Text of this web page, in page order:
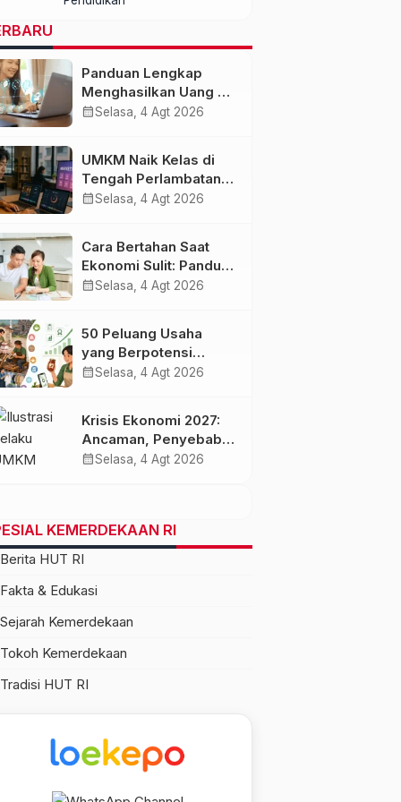
dengan Kualitas dan
Panduan Lengkap
Menghasilkan Uang di
Era AI dan Ekonomi
calendar_monthSelasa, 4 Agt 2026
UMKM Naik Kelas di
Tengah Perlambatan
Ekonomi: Strategi
calendar_monthSelasa, 4 Agt 2026
Cara Bertahan Saat
Ekonomi Sulit: Panduan
Mengelola Keuangan,
Penghasilan
calendar_monthSelasa, 4 Agt 2026
50 Peluang Usaha
yang Berpotensi
Berkembang Saat
calendar_monthSelasa, 4 Agt 2026
Krisis Ekonomi 2027:
Ancaman, Penyebab,
dan Dampaknya bagi
calendar_monthSelasa, 4 Agt 2026
KEMERDEKAAN RI
Berita HUT RI
Fakta & Edukasi
Sejarah Kemerdekaan
Tokoh Kemerdekaan
Tradisi HUT RI